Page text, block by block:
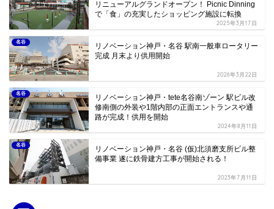
リニューアルグランドオープン！ Picnic Dinning
で「食」の充実したショッピング施設に転換
2025年3月17日
名谷
リノベーション神戸・名谷 駅南一般車ロータリー
完成 月末より供用開始
2026年3月22日
名谷
リノベーション神戸・tete名谷南ゾーン 駅ビル改
修南側の外装や1階内部の正面エントランスや通
路が完成！供用を開始
2024年8月11日
名谷
リノベーション神戸・名谷 (仮)北須磨支所ビル整
備事業 遂に鉄骨建方工事が開始される！
2023年7月11日